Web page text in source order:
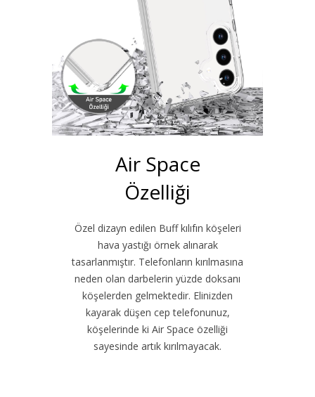
Air Space
Özelliği
Özel dizayn edilen Buff kılıfın köşeleri
hava yastığı örnek alınarak
tasarlanmıştır. Telefonların kırılmasına
neden olan darbelerin yüzde doksanı
köşelerden gelmektedir. Elinizden
kayarak düşen cep telefonunuz,
köşelerinde ki Air Space özelliği
sayesinde artık kırılmayacak.